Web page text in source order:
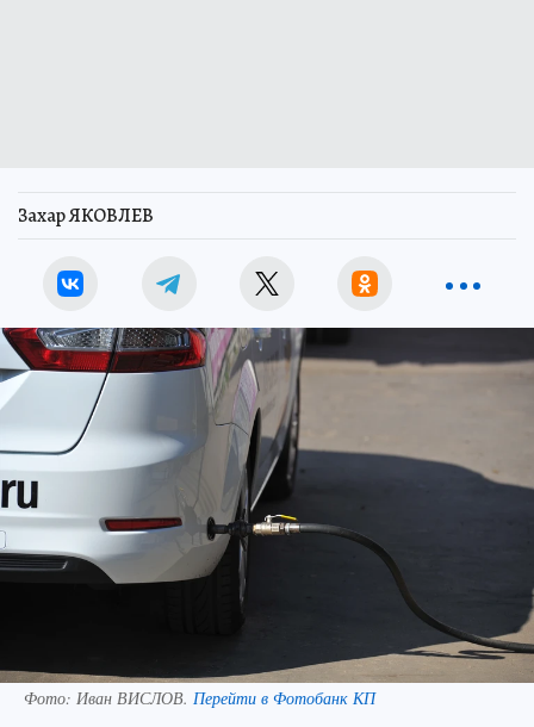
Захар ЯКОВЛЕВ
Фото: Иван ВИСЛОВ. Перейти в Фотобанк КП